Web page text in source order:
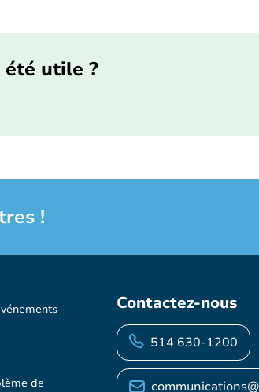
utile ?
!
de
Contactez-nous
514 630-1200